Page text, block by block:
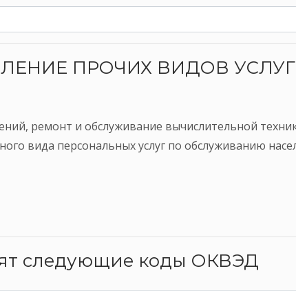
ПРОЧИХ ВИДОВ УСЛУГ
ремонт и обслуживание вычислительной
вида персональных услуг по обслуживанию
следующие коды ОКВЭД